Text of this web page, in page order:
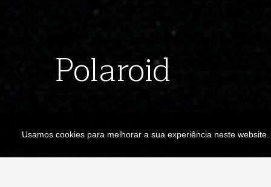
Polaroid
Usamos cookies para melhorar a sua experiência neste website.